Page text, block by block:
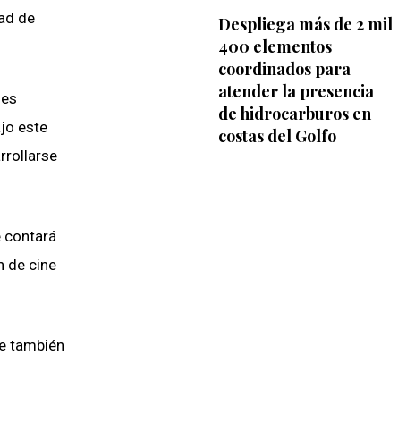
de
este
contará
de cine
también
Despliega más de 2 mil
400 elementos
coordinados para
atender la presencia
de hidrocarburos en
costas del Golfo